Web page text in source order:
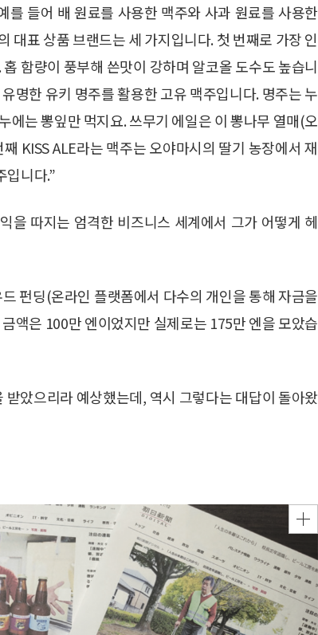
들어 배 원료를 사용한 맥주와 사과 원료를 사용한
대표 상품 브랜드는 세 가지입니다. 첫 번째로 가장 인
함량이 풍부해 쓴맛이 강하며 알코올 도수도 높습니
명한 유키 명주를 활용한 고유 맥주입니다. 명주는 누
에는 뽕잎만 먹지요. 쓰무기 에일은 이 뽕나무 열매(오
KISS ALE라는 맥주는 오야마시의 딸기 농장에서 재
입니다.”
을 따지는 엄격한 비즈니스 세계에서 그가 어떻게 헤
펀딩(온라인 플랫폼에서 다수의 개인을 통해 자금을
액은 100만 엔이었지만 실제로는 175만 엔을 모았습
았으리라 예상했는데, 역시 그렇다는 대답이 돌아왔